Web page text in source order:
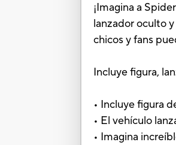
¡Imagina a
lanzador oculto
chicos y fans
Incluye figura,
• Incluye figura
• El vehículo
• Imagina